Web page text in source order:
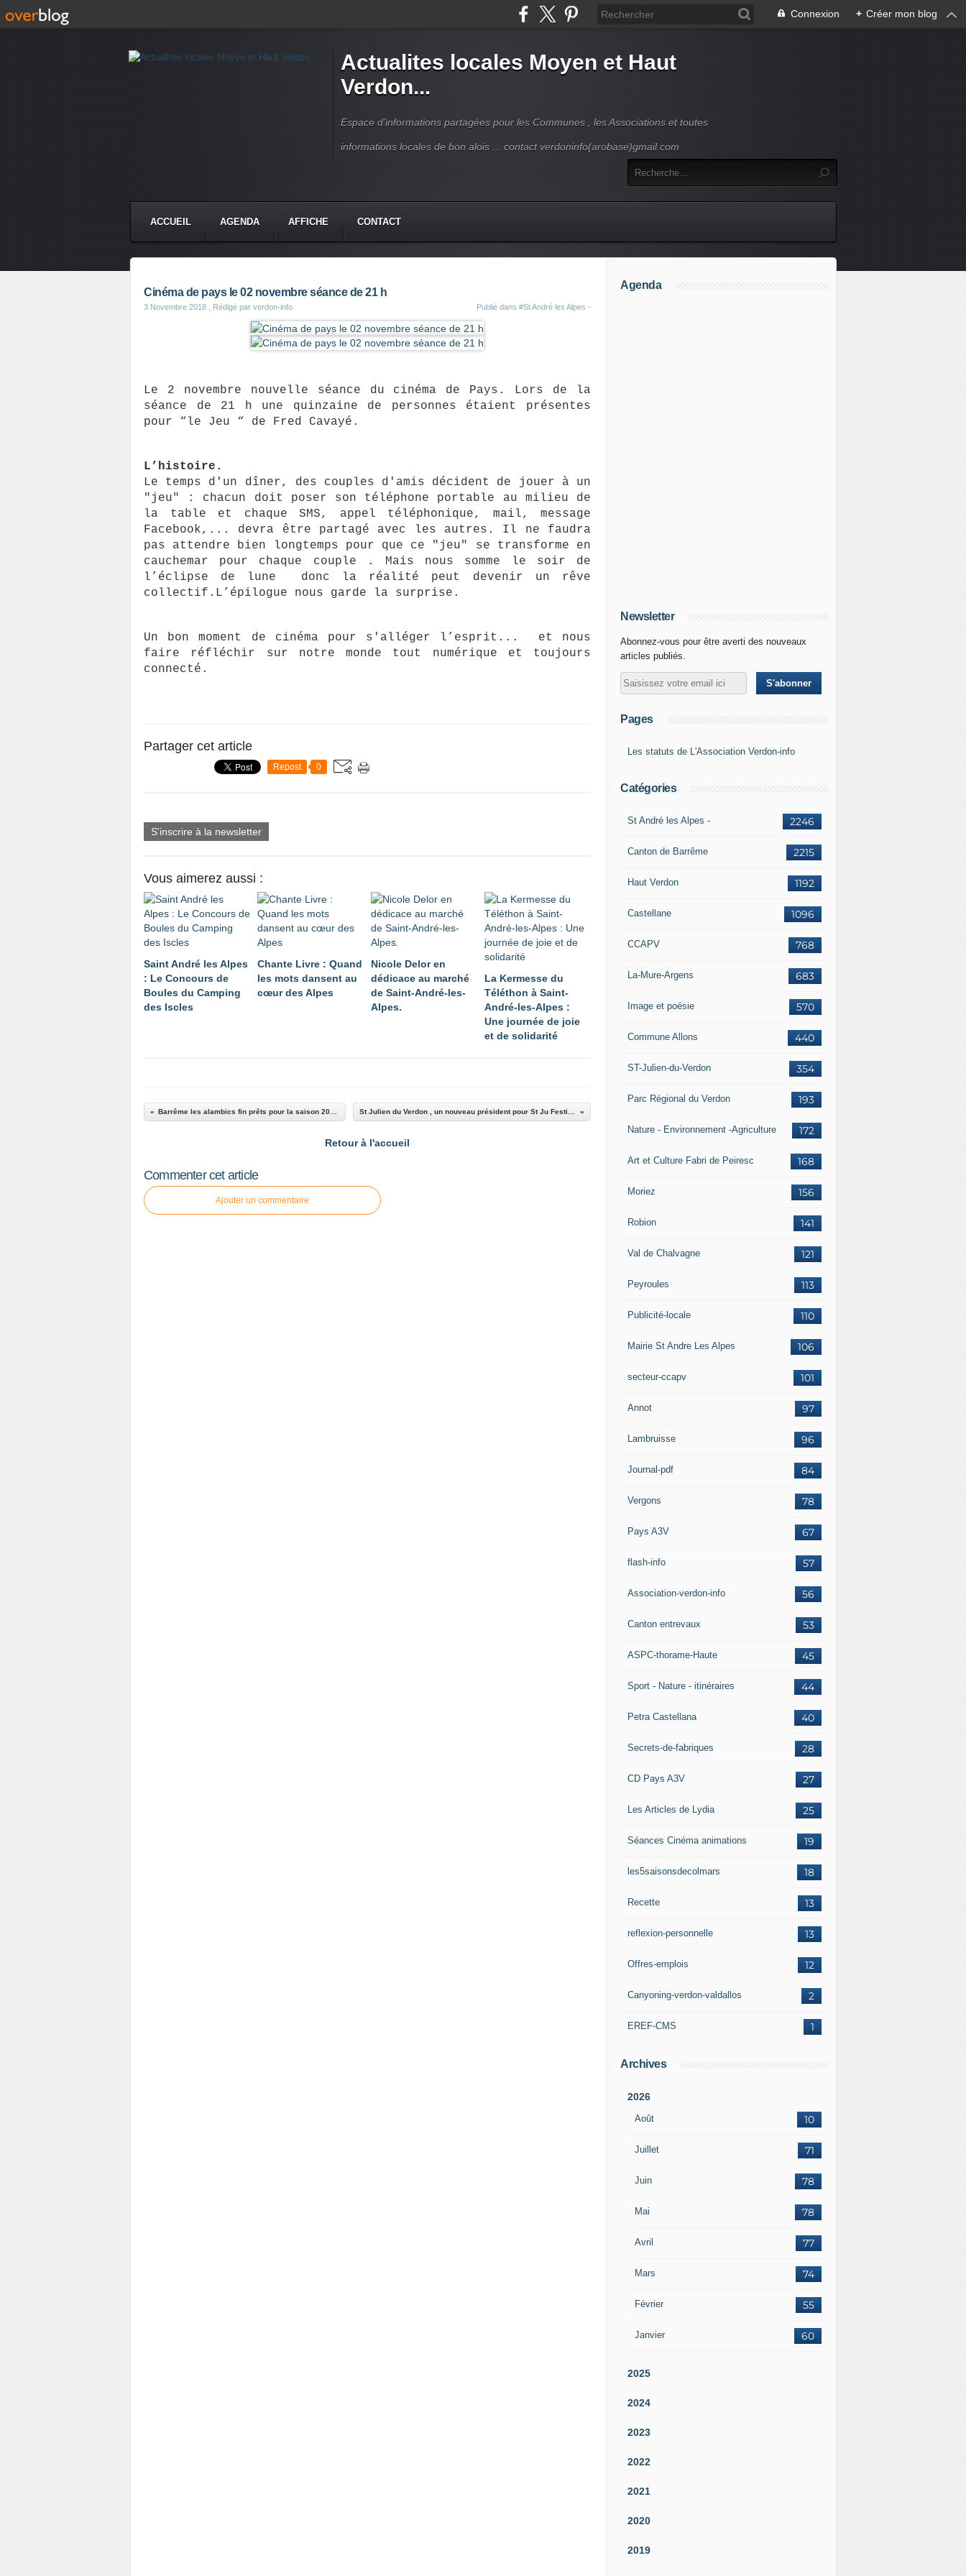
Connexion + Créer mon blog
Actualites locales Moyen et Haut
Verdon...
Espace d'informations partagées pour les Communes , les Associations et toutes
informations locales de bon alois ... contact verdoninfo(arobase)gmail.com
ACCUEIL AGENDA AFFICHE CONTACT
Cinéma de pays le 02 novembre séance de 21 h
3 Novembre 2018 , Rédigé par verdon-info Publié dans #St André les Alpes -
Le 2 novembre nouvelle séance du cinéma de Pays. Lors de la
séance de 21 h une quinzaine de personnes étaient présentes
pour “le Jeu “ de Fred Cavayé.
L’histoire.
Le temps d'un dîner, des couples d'amis décident de jouer à un
"jeu" : chacun doit poser son téléphone portable au milieu de
la table et chaque SMS, appel téléphonique, mail, message
Facebook,... devra être partagé avec les autres. Il ne faudra
pas attendre bien longtemps pour que ce "jeu" se transforme en
cauchemar pour chaque couple . Mais nous somme le soir de
l’éclipse de lune  donc la réalité peut devenir un rêve
collectif.L’épilogue nous garde la surprise.
Un bon moment de cinéma pour s'alléger l’esprit...  et nous
faire réfléchir sur notre monde tout numérique et toujours
connecté.
Partager cet article
Repost 0
S'inscrire à la newsletter
Vous aimerez aussi :
Saint André les Alpes
: Le Concours de
Boules du Camping
des Iscles
Chante Livre : Quand
les mots dansent au
cœur des Alpes
Nicole Delor en
dédicace au marché
de Saint-André-les-
Alpes.
La Kermesse du
Téléthon à Saint-
André-les-Alpes :
Une journée de joie
et de solidarité
Retour à l'accueil
Commenter cet article
Ajouter un commentaire
Agenda
Newsletter
Abonnez-vous pour être averti des nouveaux
articles publiés.
Pages
Les statuts de L'Association Verdon-info
Catégories
2246
St André les Alpes -
2215
Canton de Barrême
1192
Haut Verdon
1096
Castellane
768
CCAPV
683
La-Mure-Argens
570
Image et poésie
440
Commune Allons
354
ST-Julien-du-Verdon
193
Parc Régional du Verdon
172
Nature - Environnement -Agriculture
168
Art et Culture Fabri de Peiresc
156
Moriez
141
Robion
121
Val de Chalvagne
113
Peyroules
110
Publicité-locale
106
Mairie St Andre Les Alpes
101
secteur-ccapv
97
Annot
96
Lambruisse
84
Journal-pdf
78
Vergons
67
Pays A3V
57
flash-info
56
Association-verdon-info
53
Canton entrevaux
45
ASPC-thorame-Haute
44
Sport - Nature - itinéraires
40
Petra Castellana
28
Secrets-de-fabriques
27
CD Pays A3V
25
Les Articles de Lydia
19
Séances Cinéma animations
18
les5saisonsdecolmars
13
Recette
13
reflexion-personnelle
12
Offres-emplois
2
Canyoning-verdon-valdallos
1
EREF-CMS
Archives
2026
Août 10
Juillet 71
Juin 78
Mai 78
Avril 77
Mars 74
Février 55
Janvier 60
2025
2024
2023
2022
2021
2020
2019